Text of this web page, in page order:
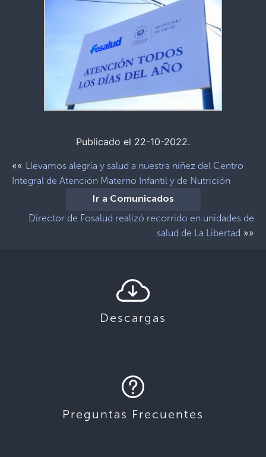
Publicado el 22-10-2022.
«« Llevamos alegría y salud a nuestra niñez del Centro
Integral de Atención Materno Infantil y de Nutrición
Ir a Comunicados
Director de Fosalud realizó recorrido en unidades de
salud de La Libertad »»
Descargas
Preguntas Frecuentes